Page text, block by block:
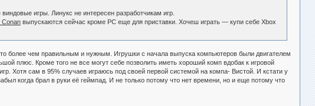
игры. Линукс не интересен разработчикам игр.
Conan выпускаются сейчас кроме РС еще для приставки. Хочеш играть — купи себе Xbox
более чем правильным и нужным. Игрушки с начала выпуска компьютеров были двигателем
плюс. Кроме того не все могут себе позволить иметь хороший комп вдобак к игровой
Хотя сам в 95% случаев играюсь под своей первой системой на компа- Вистой. И кстати у
когда брал в руки её геймпад. И не только потому что нет времени, но и еще потому что